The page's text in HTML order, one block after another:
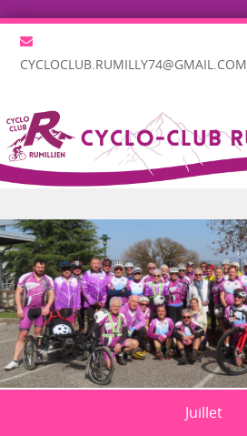
CYCLOCLUB.RUMILLY74@GMAIL.COM
Skip to content
Juillet